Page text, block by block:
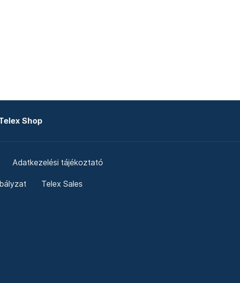
Shop
Adatkezelési tájékoztató
Telex Sales